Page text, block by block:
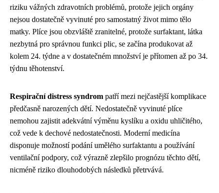
riziku vážných zdravotních problémů, protože jejich orgány
nejsou dostatečně vyvinuté pro samostatný život mimo tělo
matky. Plíce jsou obzvláště zranitelné, protože surfaktant, látka
nezbytná pro správnou funkci plic, se začína produkovat až
kolem 24. týdne a v dostatečném množství je přítomen až po 34.
týdnu těhotenství.
Respirační distress syndrom patří mezi nejčastější komplikace
předčasně narozených dětí. Nedostatečně vyvinuté plíce
nemohou zajistit adekvátní výměnu kyslíku a oxidu uhličitého,
což vede k dechové nedostatečnosti. Moderní medicína
disponuje možností podání umělého surfaktantu a používání
ventilační podpory, což výrazně zlepšilo prognózu těchto dětí,
nicméně riziko dlouhodobých následků přetrvává.